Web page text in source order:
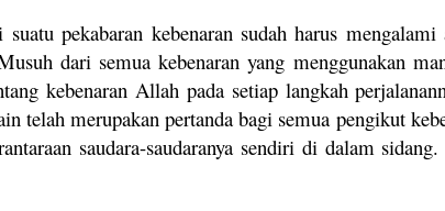
pekabaran kebenaran sudah harus
dari semua kebenaran yang menggunakan
kebenaran Allah pada setiap langkah
telah merupakan pertanda bagi semua pengikut
saudara-saudaranya sendiri di dalam